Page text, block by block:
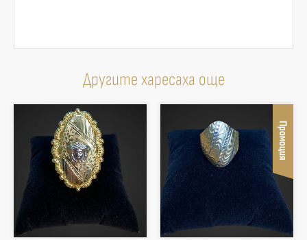
Другите харесаха още
Промоция